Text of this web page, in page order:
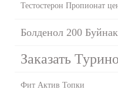
Тестостерон Пропионат
Болденол 200
Заказать
Фит Актив Топки